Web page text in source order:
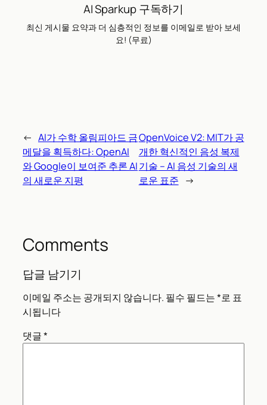
AI Sparkup 구독하기
최신 게시물 요약과 더 심층적인 정보를 이메일로 받아 보세
요! (무료)
← AI가 수학 올림피아드 금
메달을 획득하다: OpenAI
와 Google이 보여준 추론 AI
의 새로운 지평
OpenVoice V2: MIT가 공
개한 혁신적인 음성 복제
기술 – AI 음성 기술의 새
로운 표준 →
Comments
답글 남기기
이메일 주소는 공개되지 않습니다. 필수 필드는*로 표
시됩니다
댓글*